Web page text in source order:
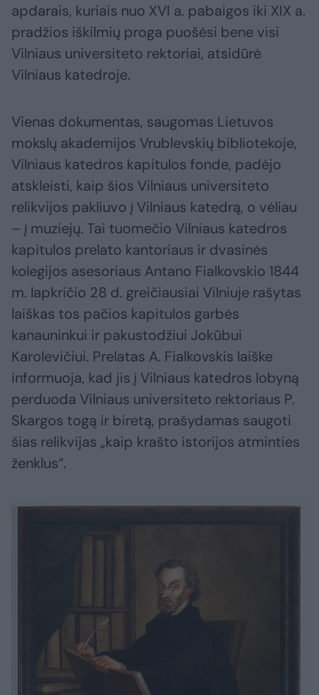
apdarais, kuriais nuo XVI a. pabaigos iki XIX a.
pradžios iškilmių proga puošėsi bene visi
Vilniaus universiteto rektoriai, atsidūrė
Vilniaus katedroje.
Vienas dokumentas, saugomas Lietuvos
mokslų akademijos Vrublevskių bibliotekoje,
Vilniaus katedros kapitulos fonde, padėjo
atskleisti, kaip šios Vilniaus universiteto
relikvijos pakliuvo į Vilniaus katedrą, o vėliau
– į muziejų. Tai tuomečio Vilniaus katedros
kapitulos prelato kantoriaus ir dvasinės
kolegijos asesoriaus Antano Fialkovskio 1844
m. lapkričio 28 d. greičiausiai Vilniuje rašytas
laiškas tos pačios kapitulos garbės
kanauninkui ir pakustodžiui Jokūbui
Karolevičiui. Prelatas A. Fialkovskis laiške
informuoja, kad jis į Vilniaus katedros lobyną
perduoda Vilniaus universiteto rektoriaus P.
Skargos togą ir biretą, prašydamas saugoti
šias relikvijas „kaip krašto istorijos atminties
ženklus“.